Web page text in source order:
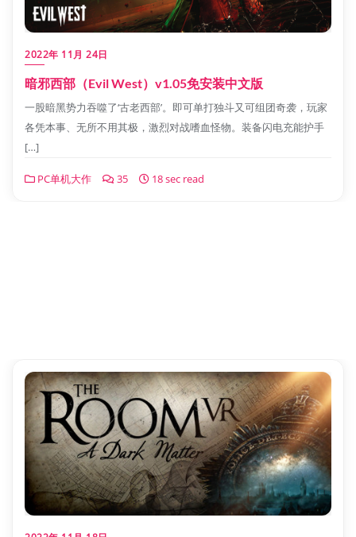
2022年 11月 24日
暗邪西部（Evil West）v1.05免安装中文版
一股暗黑势力吞噬了‘古老西部’。即可单打独斗又可组团奇袭，玩家
各凭本事、无所不用其极，激烈对战嗜血怪物。装备闪电充能护手
[…]
PC单机大作 35 18 sec read